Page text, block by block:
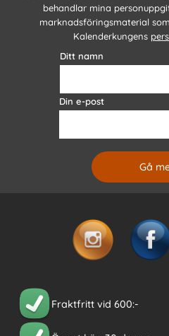
behandlar mina
marknadsföringsmaterial
Kalenderkungens
Ditt namn
Din e-post
Fraktfritt vid 600:-